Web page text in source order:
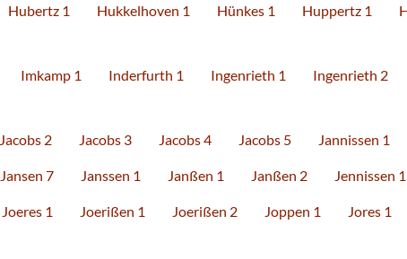
Hubertz 1 Hukkelhoven 1 Hünkes 1 Huppertz 1
Imkamp 1 Inderfurth 1 Ingenrieth 1 Ingenrieth 2
Jacobs 2 Jacobs 3 Jacobs 4 Jacobs 5 Jannissen 1
Jansen 7 Janssen 1 Janßen 1 Janßen 2 Jennissen 1
Joeres 1 Joerißen 1 Joerißen 2 Joppen 1 Jores 1